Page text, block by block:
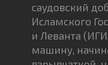
саудовский
Исламского
и Леванта
машину,